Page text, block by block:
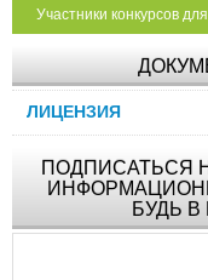
Участники конкурсов
ЛИЦЕНЗИЯ
ПОДПИСАТЬСЯ
БУДЬ